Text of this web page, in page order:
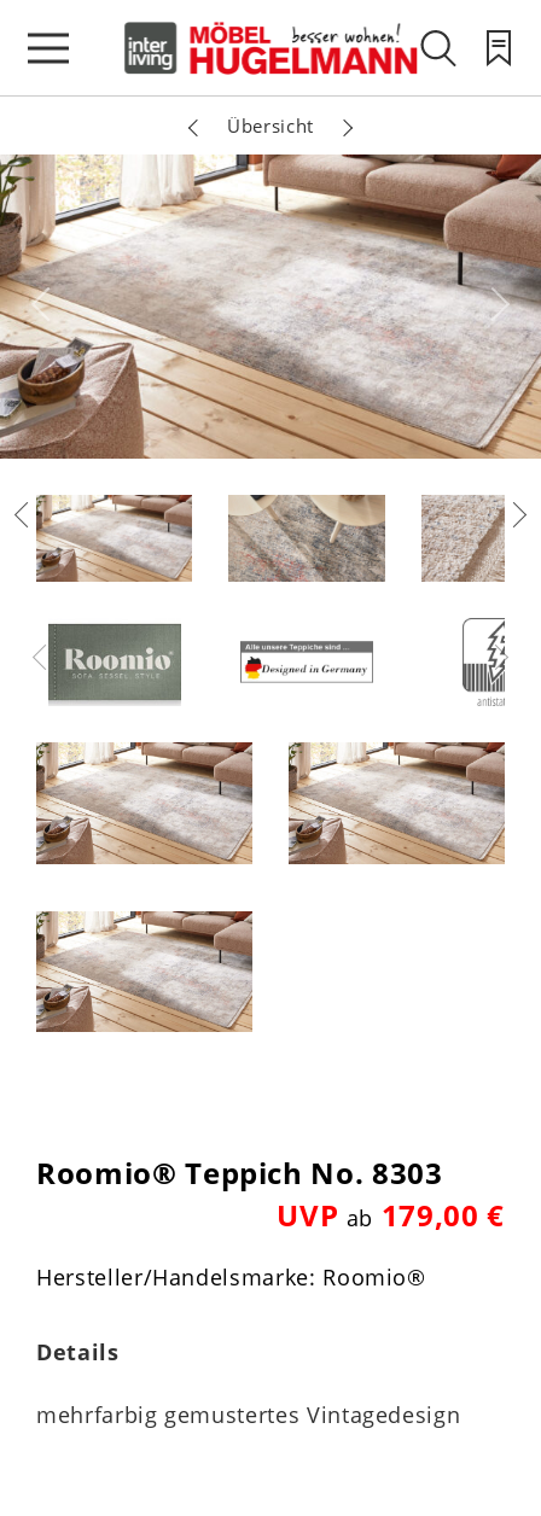
Übersicht
Roomio® Teppich No. 8303
UVP ab 179,00 €
Hersteller/Handelsmarke: Roomio®
Details
mehrfarbig gemustertes Vintagedesign